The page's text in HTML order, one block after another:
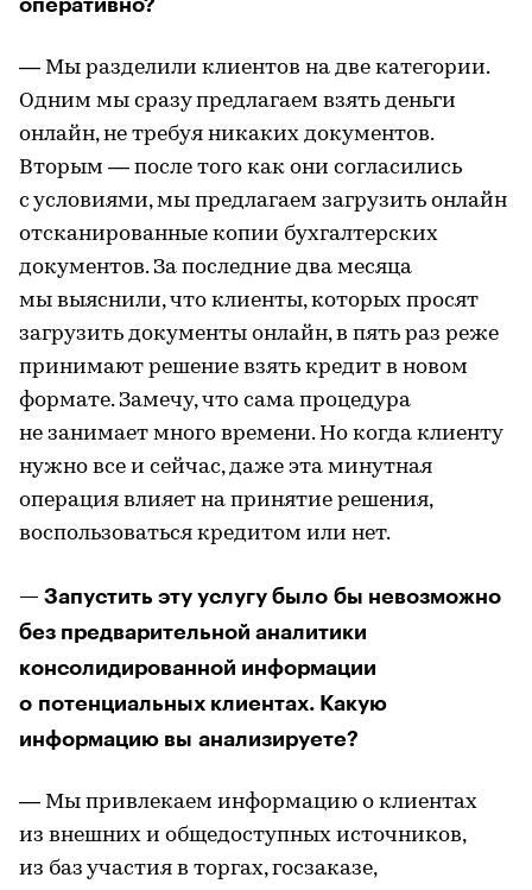
оперативно?
— Мы разделили клиентов на две категории.
Одним мы сразу предлагаем взять деньги
онлайн, не требуя никаких документов.
Вторым — после того как они согласились
с условиями, мы предлагаем загрузить онлайн
отсканированные копии бухгалтерских
документов. За последние два месяца
мы выяснили, что клиенты, которых просят
загрузить документы онлайн, в пять раз реже
принимают решение взять кредит в новом
формате. Замечу, что сама процедура
не занимает много времени. Но когда клиенту
нужно все и сейчас, даже эта минутная
операция влияет на принятие решения,
воспользоваться кредитом или нет.
— Запустить эту услугу было бы невозможно
без предварительной аналитики
консолидированной информации
о потенциальных клиентах. Какую
информацию вы анализируете?
— Мы привлекаем информацию о клиентах
из внешних и общедоступных источников,
из баз участия в торгах, госзаказе,